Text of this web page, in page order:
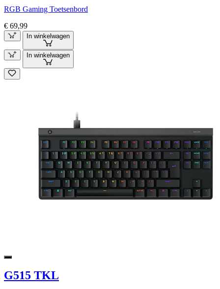
RGB Gaming Toetsenbord
€ 69,99
In winkelwagen
In winkelwagen
G515 TKL